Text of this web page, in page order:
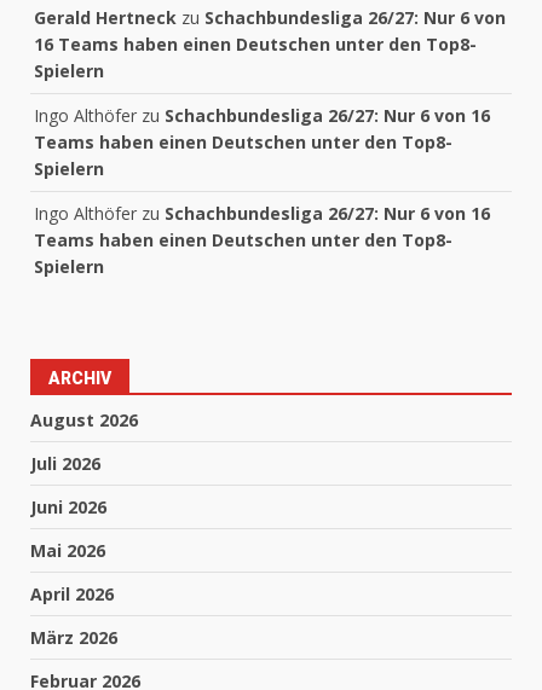
Gerald Hertneck zu Schachbundesliga 26/27: Nur 6 von
16 Teams haben einen Deutschen unter den Top8-
Spielern
Ingo Althöfer zu Schachbundesliga 26/27: Nur 6 von 16
Teams haben einen Deutschen unter den Top8-
Spielern
Ingo Althöfer zu Schachbundesliga 26/27: Nur 6 von 16
Teams haben einen Deutschen unter den Top8-
Spielern
ARCHIV
August 2026
Juli 2026
Juni 2026
Mai 2026
April 2026
März 2026
Februar 2026